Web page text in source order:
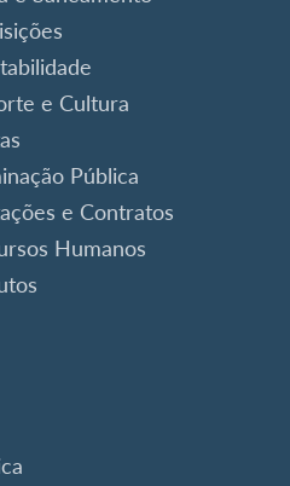
e Cultura
Pública
e Contratos
Humanos